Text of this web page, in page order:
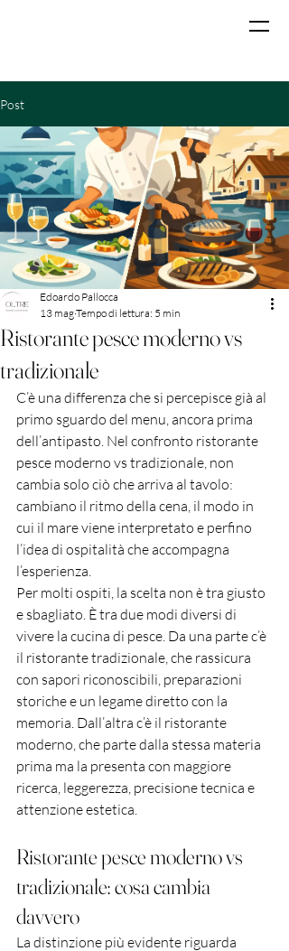
Post
Ristorante pesce moderno vs
tradizionale
Edoardo Pallocca
13 magTempo di lettura: 5 min
C’è una differenza che si percepisce già al
primo sguardo del menu, ancora prima
dell’antipasto. Nel confronto ristorante
pesce moderno vs tradizionale, non
cambia solo ciò che arriva al tavolo:
cambiano il ritmo della cena, il modo in
cui il mare viene interpretato e perfino
l’idea di ospitalità che accompagna
l’esperienza.
Per molti ospiti, la scelta non è tra giusto
e sbagliato. È tra due modi diversi di
vivere la cucina di pesce. Da una parte c’è
il ristorante tradizionale, che rassicura
con sapori riconoscibili, preparazioni
storiche e un legame diretto con la
memoria. Dall’altra c’è il ristorante
moderno, che parte dalla stessa materia
prima ma la presenta con maggiore
ricerca, leggerezza, precisione tecnica e
attenzione estetica.
Ristorante pesce moderno vs
tradizionale: cosa cambia
davvero
La distinzione più evidente riguarda